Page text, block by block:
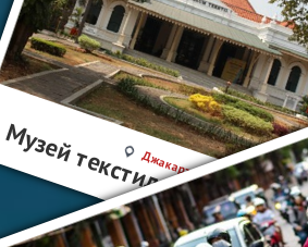
Джакарта
Музей текстиля в Джакарте